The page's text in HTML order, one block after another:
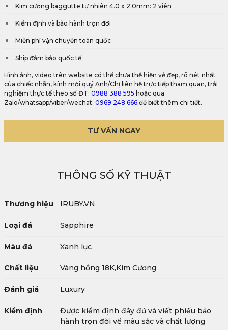
Kim cương baggutte tự nhiên 4.0 x 2.0mm: 2 viên
Kiểm định và bảo hành trọn đời
Miễn phí vận chuyển toàn quốc
Ship đảm bảo quốc tế
Hình ảnh, video trên website có thể chưa thể hiện vẻ đẹp, rõ nét nhất
của chiếc nhẫn, kính mời quý Anh/Chị liên hệ trực tiếp tham quan, trải
nghiệm thực tế theo số ĐT: 0988 388 595 hoặc qua
Zalo/whatsapp/viber/wechat: 0969 248 666 để biết thêm chi tiết.
TƯ VẤN NGAY
THÔNG SỐ KỸ THUẬT
Thương hiệu IRUBY.VN
Loại đá Sapphire
Màu đá Xanh lục
Chất liệu Vàng hồng 18K,Kim Cương
Đánh giá Luxury
Kiểm định
Được kiểm định đầy đủ và viết phiếu bảo
hành trọn đời về màu sắc và chất lượng